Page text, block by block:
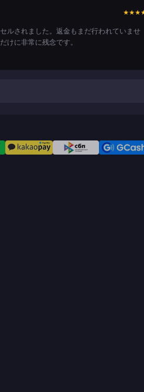
★★★
ルされました。返金もまだ行われていませ
けに非常に残念です。